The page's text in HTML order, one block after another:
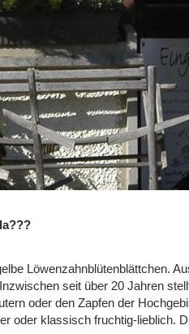
Löwenzahnblütenblättchen.
seit über 20 Jahren
oder den Zapfen der
oder klassisch fruchtig-lieblich.